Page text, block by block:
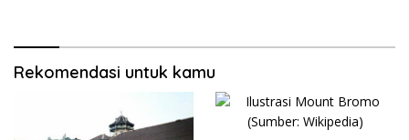
Rekomendasi untuk kamu